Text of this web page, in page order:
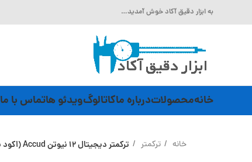
به ابزار دقیق آکاد خوش آمدید…
خانهمحصولاتدرباره ماکاتالوگویدئو هاتماس با ما
خانه ترکمتر ترکمتر دیجیتال 12 نیوتن Accud (اکود با گارانتی شرکتی) مدل TW12